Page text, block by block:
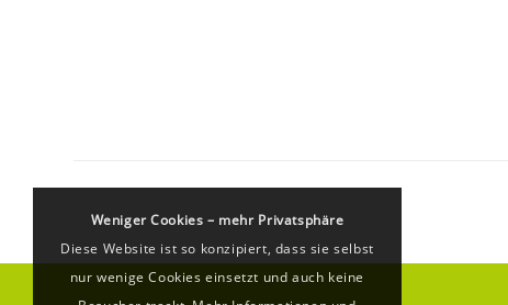
Weniger Cookies – mehr Privatsphäre
Diese Website ist so konzipiert, dass sie selbst
nur wenige Cookies einsetzt und auch keine